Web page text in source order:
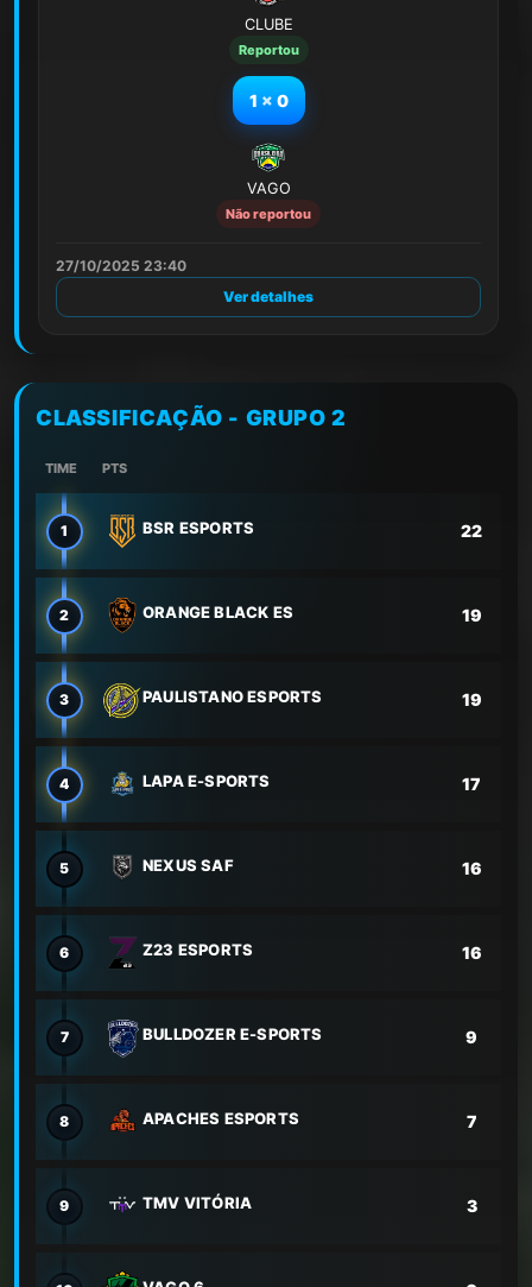
CLUBE
Reportou
1 x 0
VAGO
Não reportou
27/10/2025 23:40
Ver detalhes
CLASSIFICAÇÃO - GRUPO 2
TIME PTS
1 BSR ESPORTS 22
2 ORANGE BLACK ES 19
3 PAULISTANO ESPORTS 19
4 LAPA E-SPORTS 17
5 NEXUS SAF 16
6 Z23 ESPORTS 16
7 BULLDOZER E-SPORTS 9
8 APACHES ESPORTS 7
9 TMV VITÓRIA 3